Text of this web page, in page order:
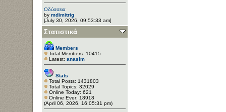
Οδύσσεια
by mdimitrig
[July 30, 2026, 09:53:33 am]
Στατιστικά
Members
Total Members: 10415
Latest: anasim
Stats
Total Posts: 1431803
Total Topics: 32029
Online Today: 621
Online Ever: 18918
(April 06, 2026, 16:05:31 pm)